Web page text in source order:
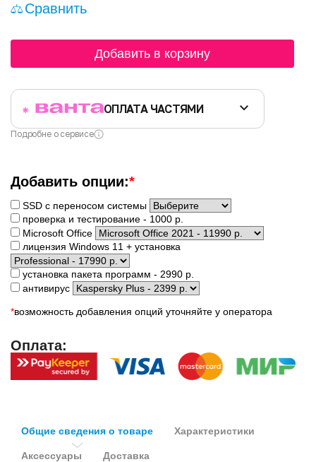
Сравнить
Добавить в корзину
ОПЛАТА ЧАСТЯМИ
Подробне о сервисе
Добавить опции:*
SSD с переносом системы
проверка и тестирование - 1000 р.
Microsoft Office
лицензия Windows 11 + установка
установка пакета программ - 2990 р.
антивирус
*возможность добавления опций уточняйте у оператора
Оплата:
Общие сведения о товаре Характеристики
Аксессуары Доставка